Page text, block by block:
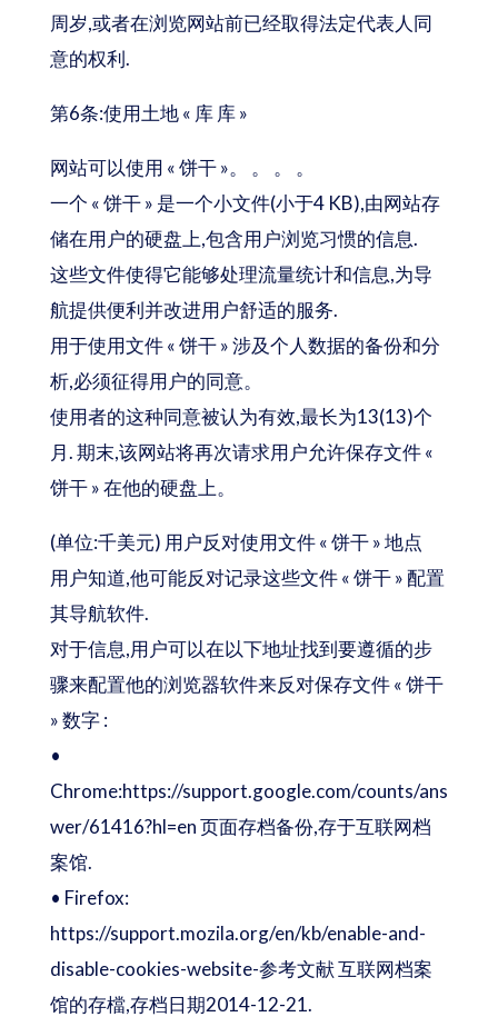
周岁,或者在浏览网站前已经取得法定代表人同
意的权利.
第6条:使用土地 « 库 库 »
网站可以使用 « 饼干 »。 。 。 。
一个 « 饼干 » 是一个小文件(小于4 KB),由网站存
储在用户的硬盘上,包含用户浏览习惯的信息.
这些文件使得它能够处理流量统计和信息,为导
航提供便利并改进用户舒适的服务.
用于使用文件 « 饼干 » 涉及个人数据的备份和分
析,必须征得用户的同意。
使用者的这种同意被认为有效,最长为13(13)个
月. 期末,该网站将再次请求用户允许保存文件 «
饼干 » 在他的硬盘上。
(单位:千美元) 用户反对使用文件 « 饼干 » 地点
用户知道,他可能反对记录这些文件 « 饼干 » 配置
其导航软件.
对于信息,用户可以在以下地址找到要遵循的步
骤来配置他的浏览器软件来反对保存文件 « 饼干
» 数字 :
•
Chrome:https://support.google.com/counts/ans
wer/61416?hl=en 页面存档备份,存于互联网档
案馆.
• Firefox:
https://support.mozila.org/en/kb/enable-and-
disable-cookies-website-参考文献 互联网档案
馆的存檔,存档日期2014-12-21.